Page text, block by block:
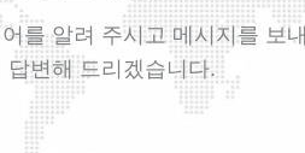
를 알려 주시고 메시지를 보내
답변해 드리겠습니다.